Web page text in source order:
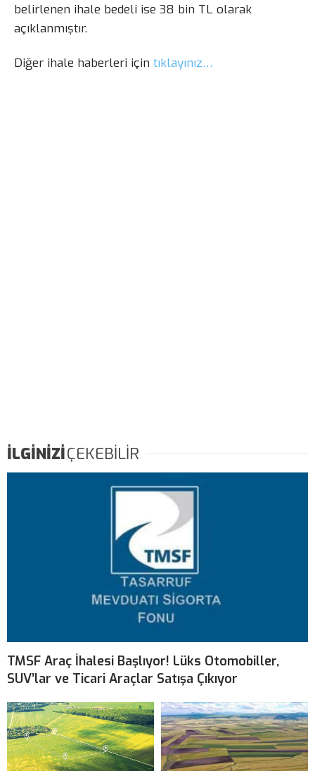
belirlenen ihale bedeli ise 38 bin TL olarak
açıklanmıştır.
Diğer ihale haberleri için tıklayınız…
İLGİNİZİÇEKEBİLİR
TMSF Araç İhalesi Başlıyor! Lüks Otomobiller,
SUV’lar ve Ticari Araçlar Satışa Çıkıyor